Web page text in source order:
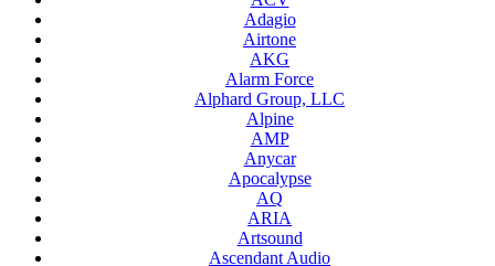
Adagio
Airtone
AKG
Alarm Force
Alphard Group, LLC
Alpine
AMP
Anycar
Apocalypse
AQ
ARIA
Artsound
Ascendant Audio